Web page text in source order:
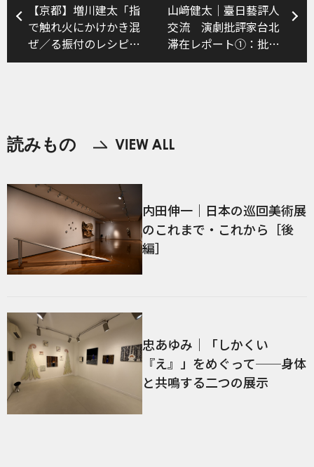
【京都】増川建太「指
で触れ火にかけかき混
ぜ／る振付のレシピ
にんじん断面指なぞり
山﨑健太｜臺日藝評人
交流 演劇批評家台北
滞在レポート①：批評
編
読みもの
内田伸一｜日本の巡回美術展
のこれまで・これから［後
編］
忠あゆみ｜「しかくい
『え』」をめぐって──身体
と共鳴する二つの展示